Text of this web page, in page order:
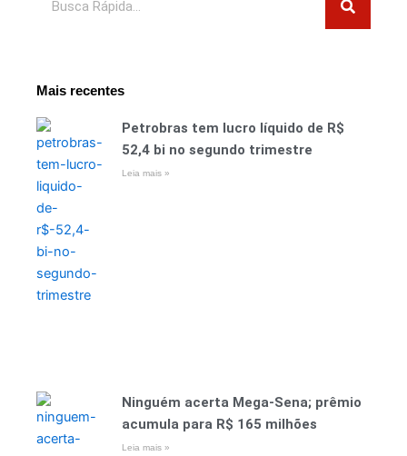
Mais recentes
Petrobras tem lucro líquido de R$
52,4 bi no segundo trimestre
Leia mais »
Ninguém acerta Mega-Sena; prêmio
acumula para R$ 165 milhões
Leia mais »